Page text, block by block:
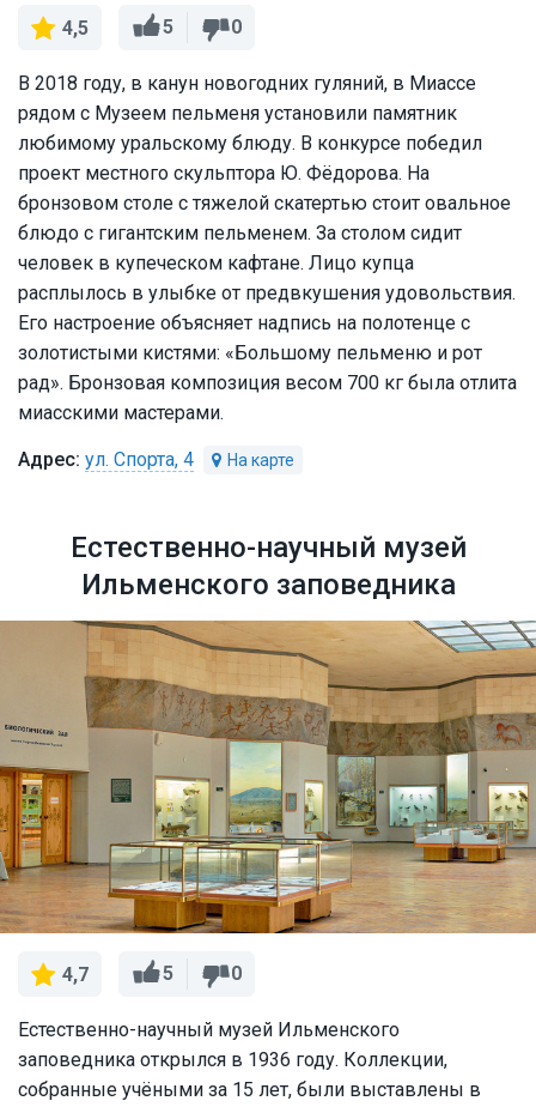
4,5 5 0
В 2018 году, в канун новогодних гуляний, в Миассе
рядом с Музеем пельменя установили памятник
любимому уральскому блюду. В конкурсе победил
проект местного скульптора Ю. Фёдорова. На
бронзовом столе с тяжелой скатертью стоит овальное
блюдо с гигантским пельменем. За столом сидит
человек в купеческом кафтане. Лицо купца
расплылось в улыбке от предвкушения удовольствия.
Его настроение объясняет надпись на полотенце с
золотистыми кистями: «Большому пельменю и рот
рад». Бронзовая композиция весом 700 кг была отлита
миасскими мастерами.
ул. Спорта, 4
Естественно-научный музей
Ильменского заповедника
4,7 5 0
Естественно-научный музей Ильменского
заповедника открылся в 1936 году. Коллекции,
собранные учёными за 15 лет, были выставлены в